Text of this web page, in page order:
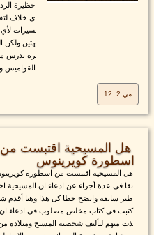
حظيرة
ي خلاف
سيرات لأي
هتين ولكن
رة ندرس
القواميس
مي 2: 12
هل المسيحية اقتبست من
اسطورة كويرينوس
هل المسيحية اقتبست من اسطورة
بقا في عدة أجزاء عن ادعاء ان المسيحية
طير سابقة واتضح خطا كل هذا وهنا أقدم
كتبت في كتاب مخلص مصلوب في ادعاء ان
ذت منهم لتأليف شخصية المسيح وميلاده